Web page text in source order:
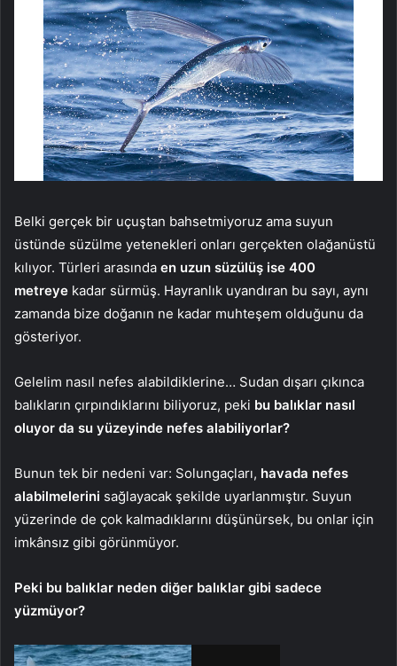
Belki gerçek bir uçuştan bahsetmiyoruz ama suyun
üstünde süzülme yetenekleri onları gerçekten olağanüstü
kılıyor. Türleri arasında en uzun süzülüş ise 400
metreye kadar sürmüş. Hayranlık uyandıran bu sayı, aynı
zamanda bize doğanın ne kadar muhteşem olduğunu da
gösteriyor.
Gelelim nasıl nefes alabildiklerine… Sudan dışarı çıkınca
balıkların çırpındıklarını biliyoruz, peki bu balıklar nasıl
oluyor da su yüzeyinde nefes alabiliyorlar?
Bunun tek bir nedeni var: Solungaçları, havada nefes
alabilmelerini sağlayacak şekilde uyarlanmıştır. Suyun
yüzerinde de çok kalmadıklarını düşünürsek, bu onlar için
imkânsız gibi görünmüyor.
Peki bu balıklar neden diğer balıklar gibi sadece
yüzmüyor?